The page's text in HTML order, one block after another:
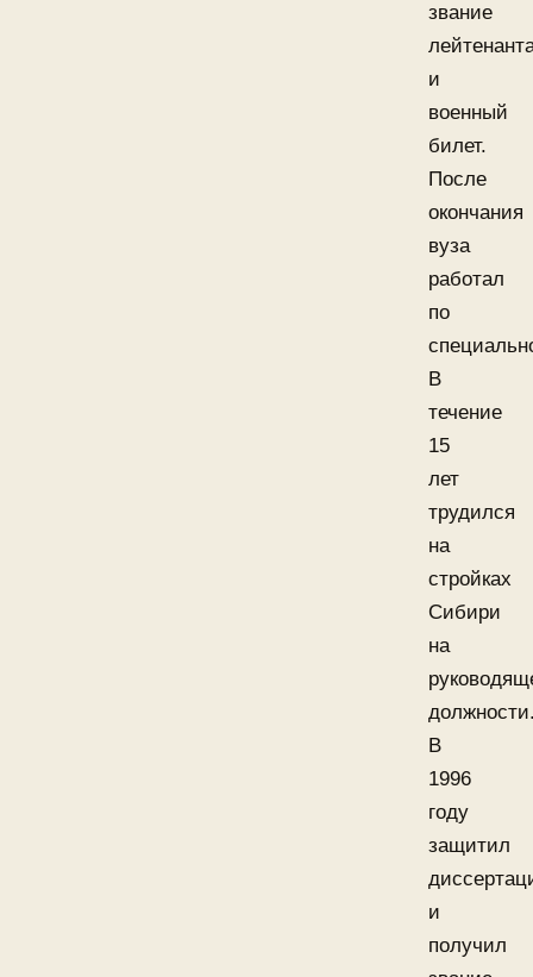
звание
и
военный
билет.
После
окончания
вуза
работал
по
В
течение
15
лет
трудился
на
стройках
Сибири
на
В
1996
году
защитил
и
получил